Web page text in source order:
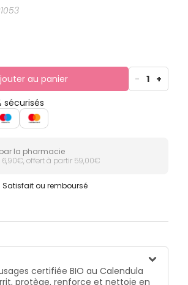
au panier - 1 +
sécurisés
la pharmacie
6,90€, offert à partir 59,00€
Satisfait ou remboursé
certifiée BIO au Calendula
protège, renforce et nettoie en